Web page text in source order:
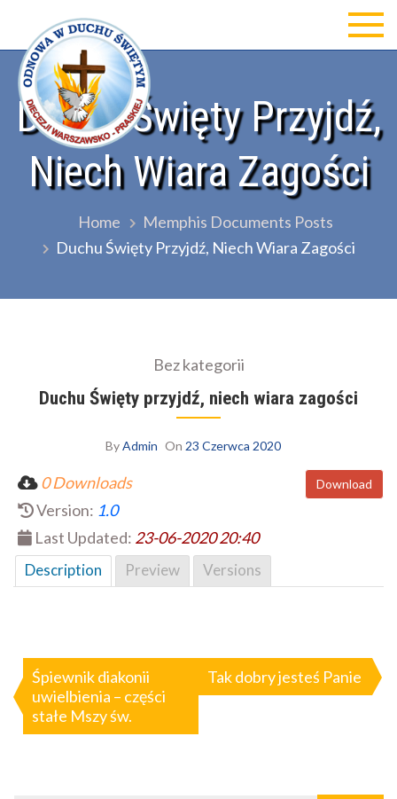
contentOdnowa w Duchu św Diecezji
Warszawsko-Praskiej
Duchu Święty Przyjdź,
Niech Wiara Zagości
Home
Memphis Documents Posts
Duchu Święty Przyjdź, Niech Wiara Zagości
Bez kategorii
Duchu Święty przyjdź, niech wiara zagości
ByAdmin On 23 Czerwca 2020
Download
0 Downloads
Version: 1.0
Last Updated: 23-06-2020 20:40
Description Preview Versions
wpisu
Śpiewnik diakonii
uwielbienia – części
stałe Mszy św.
Tak dobry jesteś Panie